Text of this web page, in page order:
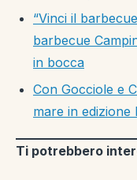
“Vinci il
barbecue
in bocca
Con Gocciole e
mare in edizione
Ti potrebbero